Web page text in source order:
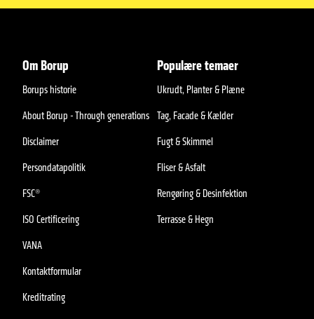
Om Borup
Borups historie
About Borup - Through generations
Disclaimer
Persondatapolitik
FSC®
ISO Certificering
VANA
Kontaktformular
Kreditrating
Populære temaer
Ukrudt, Planter & Plæne
Tag, Facade & Kælder
Fugt & Skimmel
Fliser & Asfalt
Rengøring & Desinfektion
Terrasse & Hegn